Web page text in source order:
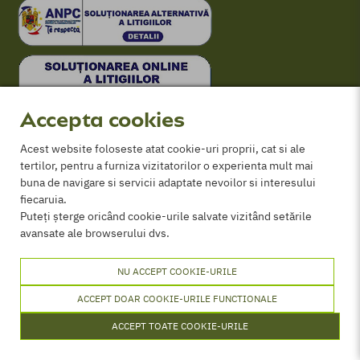
Politica de cookies
Termeni și conditii
ANPC
Certificat comercializare PPP
© 2026 Agricover - Toate drepturile rezervate
Accepta cookies
Acest website foloseste atat cookie-uri proprii, cat si ale
tertilor, pentru a furniza vizitatorilor o experienta mult mai
buna de navigare si servicii adaptate nevoilor si interesului
fiecaruia.
Puteți șterge oricând cookie-urile salvate vizitând setările
avansate ale browserului dvs.
NU ACCEPT COOKIE-URILE
ACCEPT DOAR COOKIE-URILE FUNCTIONALE
ACCEPT TOATE COOKIE-URILE